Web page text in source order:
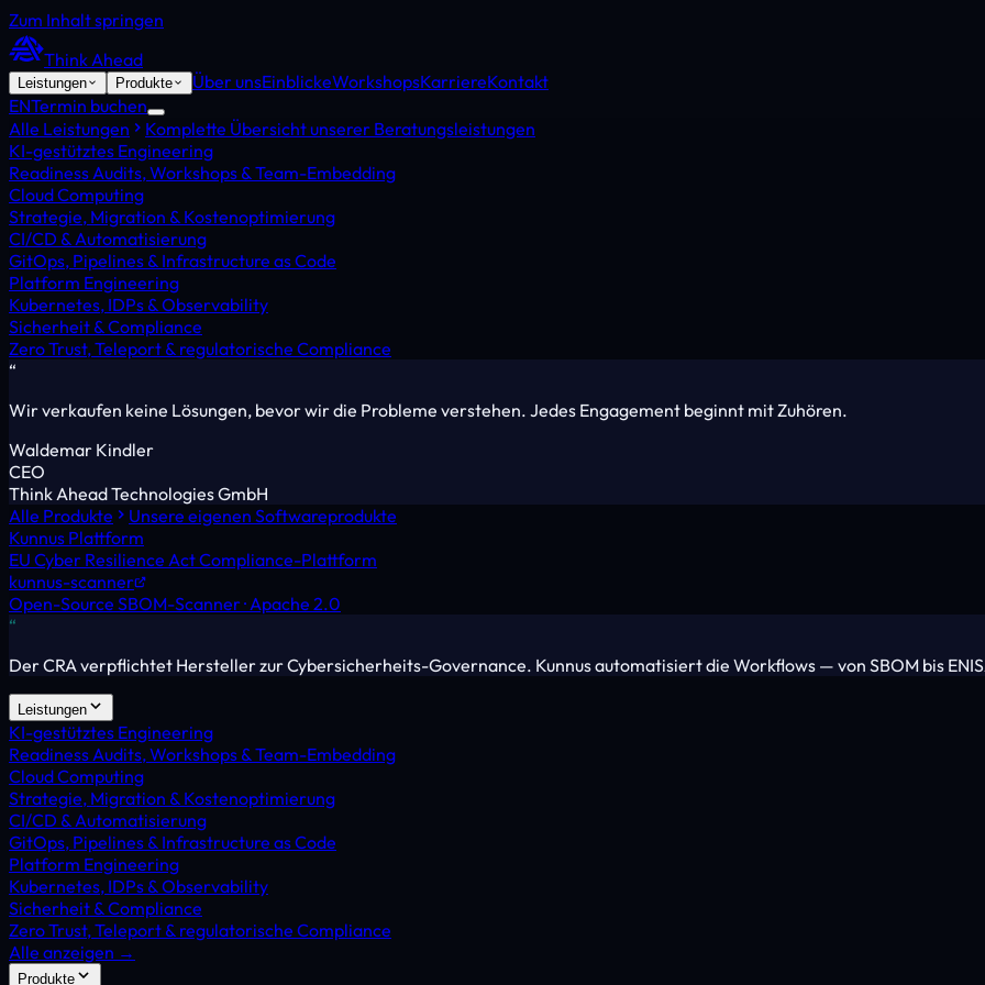
Zum Inhalt springen
Think Ahead
Leistungen Produkte Über unsEinblickeWorkshopsKarriereKontakt
ENTermin buchen
Alle Leistungen
Komplette Übersicht unserer Beratungsleistungen
KI-gestütztes Engineering
Readiness Audits, Workshops & Team-Embedding
Cloud Computing
Strategie, Migration & Kostenoptimierung
CI/CD & Automatisierung
GitOps, Pipelines & Infrastructure as Code
Platform Engineering
Kubernetes, IDPs & Observability
Sicherheit & Compliance
Zero Trust, Teleport & regulatorische Compliance
“
Wir verkaufen keine Lösungen, bevor wir die Probleme verstehen. Jedes Engagement beginnt mit Zuhören.
Waldemar Kindler
CEO
Think Ahead Technologies GmbH
Alle Produkte
Unsere eigenen Softwareprodukte
Kunnus Plattform
EU Cyber Resilience Act Compliance-Plattform
kunnus-scanner
Open-Source SBOM-Scanner · Apache 2.0
“
Der CRA verpflichtet Hersteller zur Cybersicherheits-Governance. Kunnus automatisiert die Workflows — von SBOM bis
Leistungen
KI-gestütztes Engineering
Readiness Audits, Workshops & Team-Embedding
Cloud Computing
Strategie, Migration & Kostenoptimierung
CI/CD & Automatisierung
GitOps, Pipelines & Infrastructure as Code
Platform Engineering
Kubernetes, IDPs & Observability
Sicherheit & Compliance
Zero Trust, Teleport & regulatorische Compliance
Alle anzeigen →
Produkte